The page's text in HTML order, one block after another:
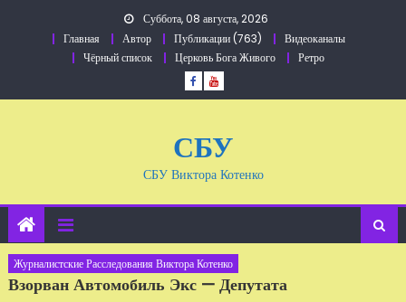
Суббота, 08 августа, 2026
Главная
Автор Публикации (763)
Видеоканалы
Чёрный список
Церковь Бога Живого Ретро
СБУ
СБУ Виктора Котенко
Журналистские Расследования Виктора Котенко
Взорван Автомобиль Экс — Депутата